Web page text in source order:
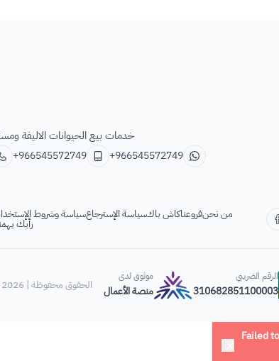
خدمات بيع الحيوانات الاليفة
+966545572749
+966545572749
من نحنفروعناكاش باكسياسة الإسترجاعسياسة وشروط
رأيك
الرقم الضريبي
310682851100003
موثوق لدى
منصة الأعمال الحقوق محفوظة | 2026